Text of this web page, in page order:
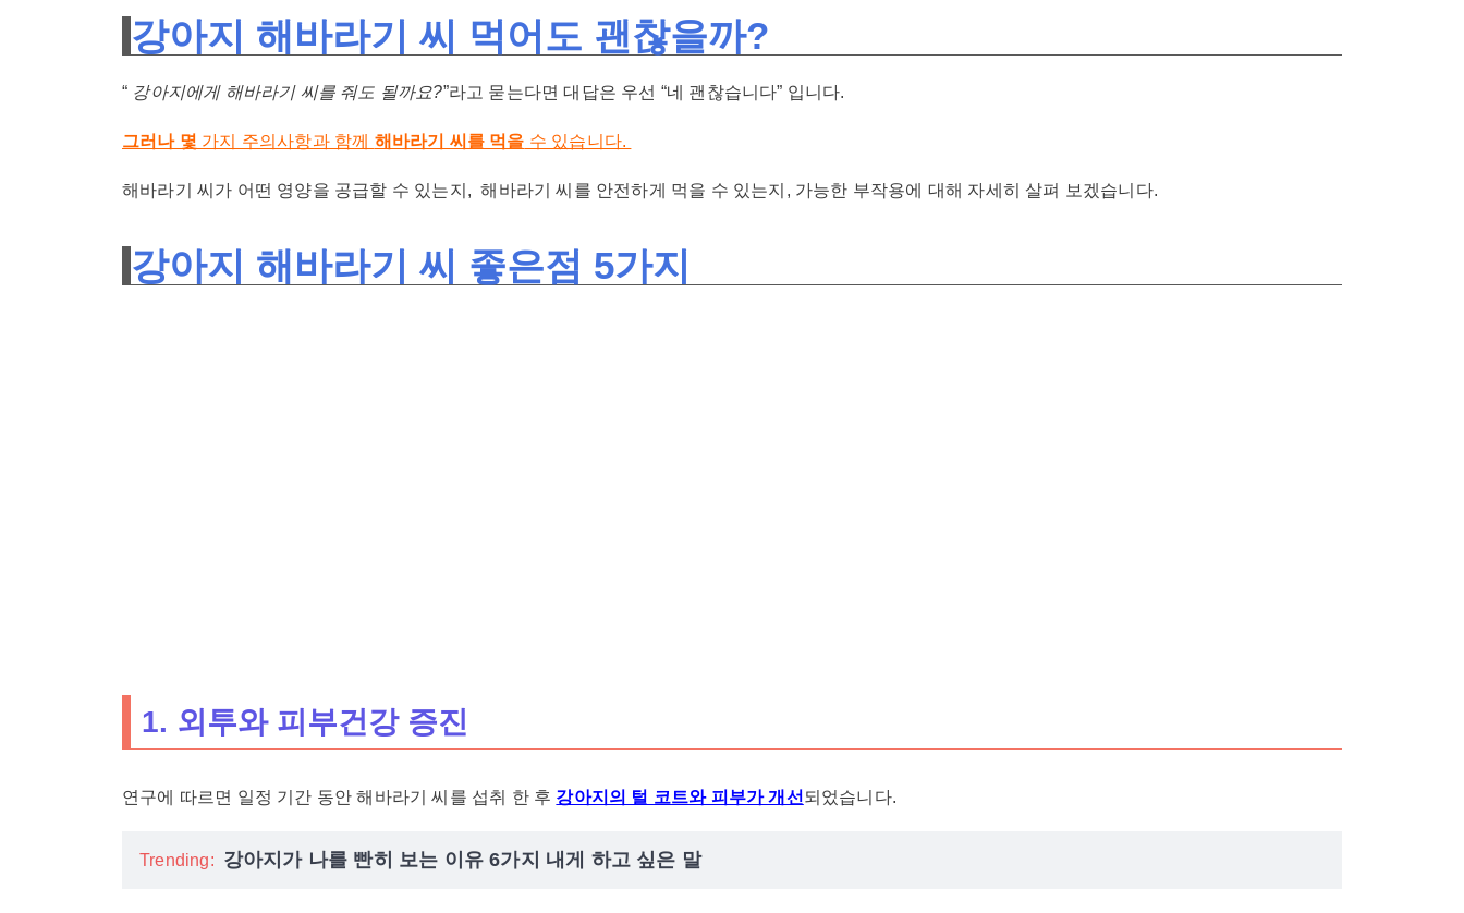
강아지 해바라기 씨 먹어도 괜찮을까?
“ 강아지에게 해바라기 씨를 줘도 될까요?”라고 묻는다면 대답은 우선 “네 괜찮습니다” 입니다.
그러나 몇 가지 주의사항과 함께 해바라기 씨를 먹을 수 있습니다.
해바라기 씨가 어떤 영양을 공급할 수 있는지, 해바라기 씨를 안전하게 먹을 수 있는지, 가능한 부작용에 대해 자세히 살펴 보겠습니다.
강아지 해바라기 씨 좋은점 5가지
1. 외투와 피부건강 증진
연구에 따르면 일정 기간 동안 해바라기 씨를 섭취 한 후 강아지의 털 코트와 피부가 개선 되었습니다.
Trending: 강아지가 나를 빤히 보는 이유 6가지 내게 하고 싶은 말